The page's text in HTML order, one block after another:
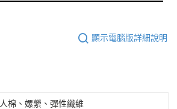
顯示電腦版詳細說明
人棉、嫘縈、彈性纖維